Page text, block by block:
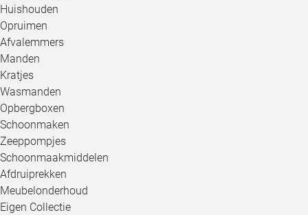
Huishouden
Opruimen
Afvalemmers
Manden
Kratjes
Wasmanden
Opbergboxen
Schoonmaken
Zeeppompjes
Schoonmaakmiddelen
Afdruiprekken
Meubelonderhoud
Eigen Collectie